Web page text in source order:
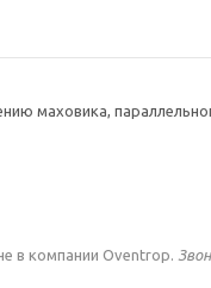
маховика,
в компании Oventrop.